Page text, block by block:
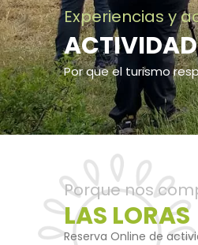
Experiencias y
Por que el turismo
Porque nos
LAS LORAS
Reserva Online de